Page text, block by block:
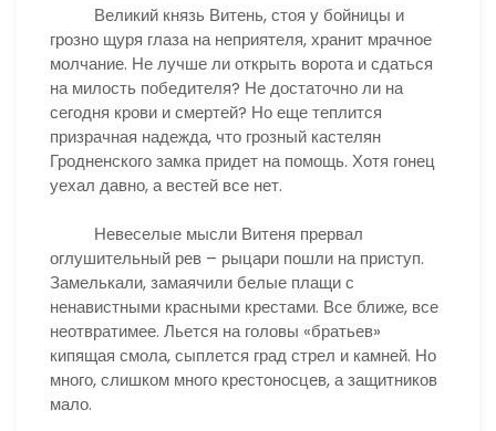
Великий князь Витень, стоя у бойницы и
грозно щуря глаза на неприятеля, хранит мрачное
молчание. Не лучше ли открыть ворота и сдаться
на милость победителя? Не достаточно ли на
сегодня крови и смертей? Но еще теплится
призрачная надежда, что грозный кастелян
Гродненского замка придет на помощь. Хотя гонец
уехал давно, а вестей все нет.
Невеселые мысли Витеня прервал
оглушительный рев – рыцари пошли на приступ.
Замелькали, замаячили белые плащи с
ненавистными красными крестами. Все ближе, все
неотвратимее. Льется на головы «братьев»
кипящая смола, сыплется град стрел и камней. Но
много, слишком много крестоносцев, а защитников
мало.